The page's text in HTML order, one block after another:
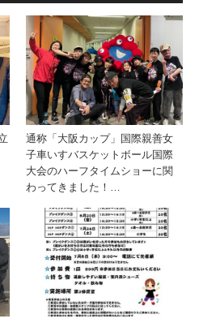
通称「大阪カップ」国際親善女
子車いすバスケットボール国際
大会のハーフタイムショーに関
わってきました！…